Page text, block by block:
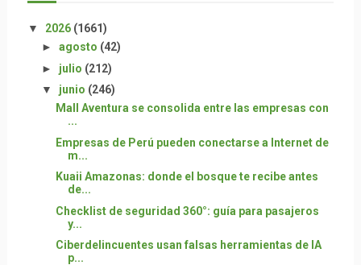
▼ 2026 (1661)
► agosto (42)
► julio (212)
▼ junio (246)
Mall Aventura se consolida entre las empresas con
...
Empresas de Perú pueden conectarse a Internet de
m...
Kuaii Amazonas: donde el bosque te recibe antes
de...
Checklist de seguridad 360°: guía para pasajeros
y...
Ciberdelincuentes usan falsas herramientas de IA
p...